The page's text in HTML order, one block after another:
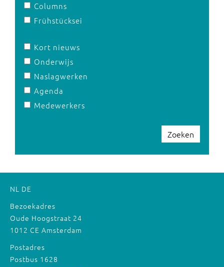
Columns
Frühstücksei
Kort nieuws
Onderwijs
Naslagwerken
Agenda
Medewerkers
Zoeken
NL DE
Bezoekadres
Oude Hoogstraat 24
1012 CE Amsterdam
Postadres
Postbus 1628